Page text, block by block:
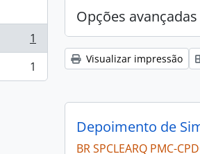
1
1
Opções
Visualizar impressão
Depoimento de
BR SPCLEARQ PMC-